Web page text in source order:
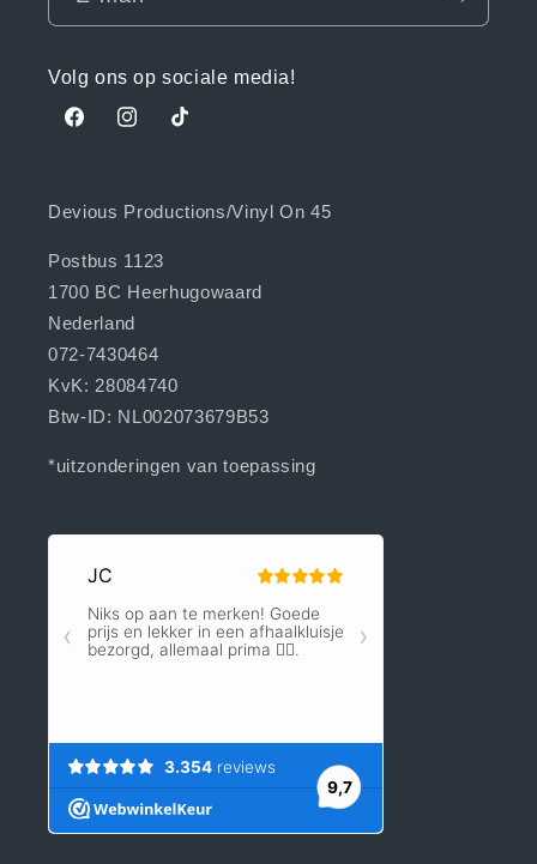
Volg ons op sociale media!
FacebookInstagramTikTok
Devious Productions/Vinyl On 45
Postbus 1123
1700 BC Heerhugowaard
Nederland
072-7430464
KvK: 28084740
Btw-ID: NL002073679B53
*uitzonderingen van toepassing